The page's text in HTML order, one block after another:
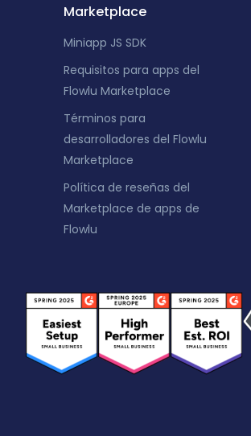
Marketplace
Miniapp JS SDK
Requisitos para apps del
Flowlu Marketplace
Términos para
desarrolladores del Flowlu
Marketplace
Política de reseñas del
Marketplace de apps de
Flowlu